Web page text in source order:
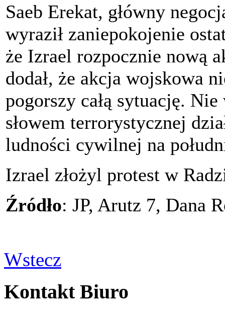
Saeb Erekat, główny
wyraził zaniepokojenie
że Izrael rozpocznie nową
dodał, że akcja wojskowa
pogorszy całą sytuację.
słowem terrorystycznej
ludności cywilnej na
Izrael złożyl protest w
Źródło: JP, Arutz 7, Dana
Wstecz
Kontakt Biuro